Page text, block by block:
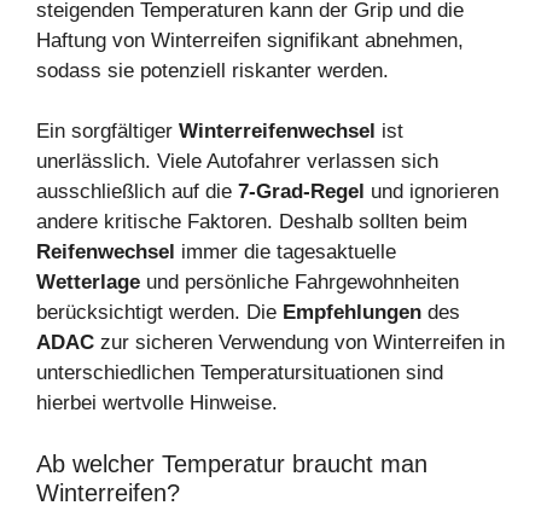
steigenden Temperaturen kann der Grip und die
Haftung von Winterreifen signifikant abnehmen,
sodass sie potenziell riskanter werden.
Ein sorgfältiger Winterreifenwechsel ist
unerlässlich. Viele Autofahrer verlassen sich
ausschließlich auf die 7-Grad-Regel und ignorieren
andere kritische Faktoren. Deshalb sollten beim
Reifenwechsel immer die tagesaktuelle
Wetterlage und persönliche Fahrgewohnheiten
berücksichtigt werden. Die Empfehlungen des
ADAC zur sicheren Verwendung von Winterreifen in
unterschiedlichen Temperatursituationen sind
hierbei wertvolle Hinweise.
Ab welcher Temperatur braucht man
Winterreifen?